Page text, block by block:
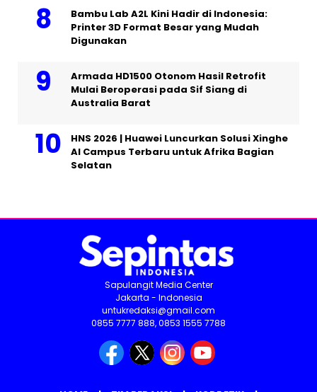
Bambu Lab A2L Kini Hadir di Indonesia:
Printer 3D Format Besar yang Mudah
Digunakan
Armada HD1500 Otonom Hasil Retrofit
Mulai Beroperasi pada Sif Siang di
Australia Barat
HNS 2026 | Huawei Luncurkan Solusi Xinghe
AI Campus Terbaru untuk Afrika Bagian
Selatan
Sapulangit Media Center
Jakarta - Indonesia
untukredaksi@gmail.com
0855 7777 888, 0853 1555 7788